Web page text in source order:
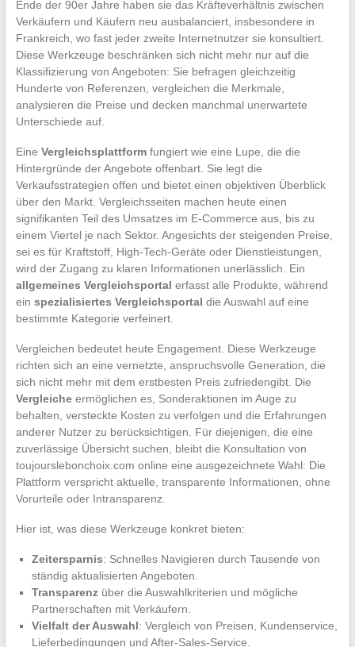
Ende der 90er Jahre haben sie das Kräfteverhältnis zwischen
Verkäufern und Käufern neu ausbalanciert, insbesondere in
Frankreich, wo fast jeder zweite Internetnutzer sie konsultiert.
Diese Werkzeuge beschränken sich nicht mehr nur auf die
Klassifizierung von Angeboten: Sie befragen gleichzeitig
Hunderte von Referenzen, vergleichen die Merkmale,
analysieren die Preise und decken manchmal unerwartete
Unterschiede auf.
Eine Vergleichsplattformfungiert wie eine Lupe, die die
Hintergründe der Angebote offenbart. Sie legt die
Verkaufsstrategien offen und bietet einen objektiven Überblick
über den Markt. Vergleichsseiten machen heute einen
signifikanten Teil des Umsatzes im E-Commerce aus, bis zu
einem Viertel je nach Sektor. Angesichts der steigenden Preise,
sei es für Kraftstoff, High-Tech-Geräte oder Dienstleistungen,
wird der Zugang zu klaren Informationen unerlässlich. Ein
allgemeines Vergleichsportal erfasst alle Produkte, während
ein spezialisiertes Vergleichsportal die Auswahl auf eine
bestimmte Kategorie verfeinert.
Vergleichen bedeutet heute Engagement. Diese Werkzeuge
richten sich an eine vernetzte, anspruchsvolle Generation, die
sich nicht mehr mit dem erstbesten Preis zufriedengibt. Die
Vergleicheermöglichen es, Sonderaktionen im Auge zu
behalten, versteckte Kosten zu verfolgen und die Erfahrungen
anderer Nutzer zu berücksichtigen. Für diejenigen, die eine
zuverlässige Übersicht suchen, bleibt die Konsultation von
toujourslebonchoix.com online eine ausgezeichnete Wahl: Die
Plattform verspricht aktuelle, transparente Informationen, ohne
Vorurteile oder Intransparenz.
Hier ist, was diese Werkzeuge konkret bieten:
Zeitersparnis: Schnelles Navigieren durch Tausende von
ständig aktualisierten Angeboten.
Transparenzüber die Auswahlkriterien und mögliche
Partnerschaften mit Verkäufern.
Vielfalt der Auswahl: Vergleich von Preisen, Kundenservice,
Lieferbedingungen und After-Sales-Service.